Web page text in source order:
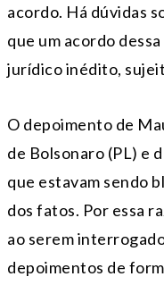
acordo. Há dúvidas
que um acordo
jurídico inédito,
O depoimento de
de Bolsonaro (PL) e
que estavam sendo
dos fatos. Por essa
ao serem
depoimentos de